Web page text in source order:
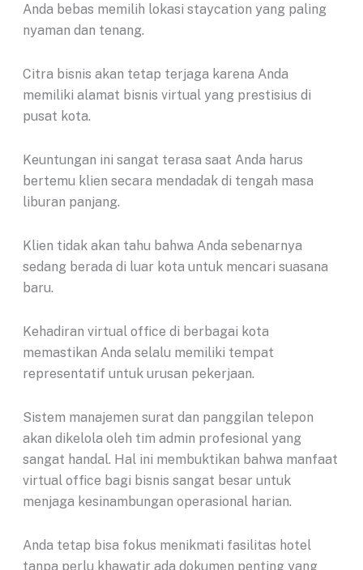
Anda bebas memilih lokasi staycation yang paling
nyaman dan tenang.
Citra bisnis akan tetap terjaga karena Anda
memiliki alamat bisnis virtual yang prestisius di
pusat kota.
Keuntungan ini sangat terasa saat Anda harus
bertemu klien secara mendadak di tengah masa
liburan panjang.
Klien tidak akan tahu bahwa Anda sebenarnya
sedang berada di luar kota untuk mencari suasana
baru.
Kehadiran virtual office di berbagai kota
memastikan Anda selalu memiliki tempat
representatif untuk urusan pekerjaan.
Sistem manajemen surat dan panggilan telepon
akan dikelola oleh tim admin profesional yang
sangat handal. Hal ini membuktikan bahwa manfaat
virtual office bagi bisnis sangat besar untuk
menjaga kesinambungan operasional harian.
Anda tetap bisa fokus menikmati fasilitas hotel
tanpa perlu khawatir ada dokumen penting yang